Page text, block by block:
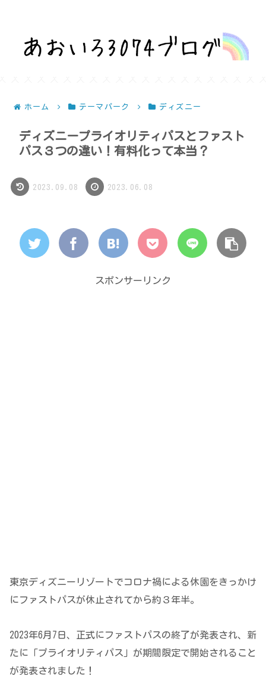
ホーム テーマパーク ディズニー
ディズニープライオリティパスとファスト
パス３つの違い！有料化って本当？
2023.09.08 2023.06.08
スポンサーリンク
東京ディズニーリゾートでコロナ禍による休園をきっかけ
にファストパスが休止されてから約３年半。
2023年6月7日、正式にファストパスの終了が発表され、新
たに「プライオリティパス」が期間限定で開始されること
が発表されました！